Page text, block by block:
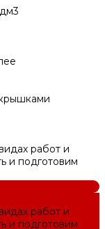
крышками
работ и
и подготовим
работ и
и подготовим